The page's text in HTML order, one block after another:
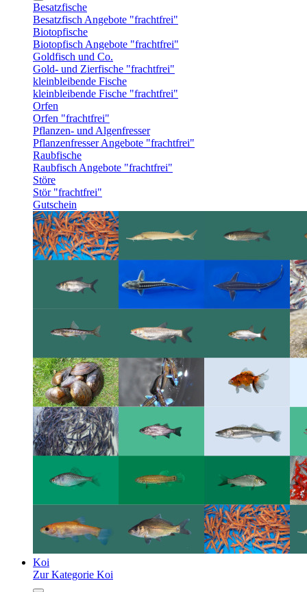
Besatzfische
Besatzfisch Angebote "frachtfrei"
Biotopfische
Biotopfisch Angebote "frachtfrei"
Goldfisch und Co.
Gold- und Zierfische "frachtfrei"
kleinbleibende Fische
kleinbleibende Fische "frachtfrei"
Orfen
Orfen "frachtfrei"
Pflanzen- und Algenfresser
Pflanzenfresser Angebote "frachtfrei"
Raubfische
Raubfisch Angebote "frachtfrei"
Störe
Stör "frachtfrei"
Gutschein
Koi
Zur Kategorie Koi